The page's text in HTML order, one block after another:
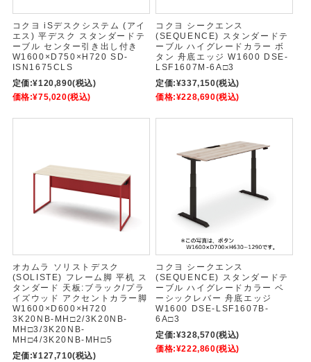
コクヨ iSデスクシステム (アイ
エス) 平デスク スタンダードテ
ーブル センター引き出し付き
W1600×D750×H720 SD-
ISN1675CLS
定価:¥120,890(税込)
価格:¥75,020(税込)
コクヨ シークエンス
(SEQUENCE) スタンダードテ
ーブル ハイグレードカラー ボ
タン 舟底エッジ W1600 DSE-
LSF1607M-6A□3
定価:¥337,150(税込)
価格:¥228,690(税込)
オカムラ ソリストデスク
(SOLISTE) フレーム脚 平机 ス
タンダード 天板:ブラック/プラ
イズウッド アクセントカラー脚
W1600×D600×H720
3K20NB-MH□2/3K20NB-
MH□3/3K20NB-
MH□4/3K20NB-MH□5
定価:¥127,710(税込)
コクヨ シークエンス
(SEQUENCE) スタンダードテ
ーブル ハイグレードカラー ベ
ーシックレバー 舟底エッジ
W1600 DSE-LSF1607B-
6A□3
定価:¥328,570(税込)
価格:¥222,860(税込)